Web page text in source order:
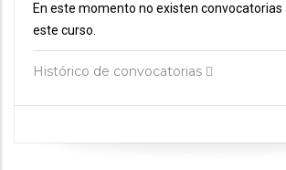
En este momento no existen convocatorias
este curso.
Histórico de convocatorias